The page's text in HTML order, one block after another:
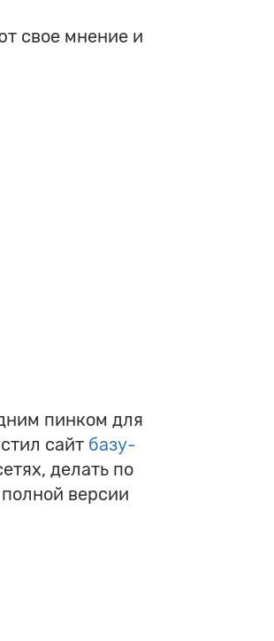
свое мнение и
пинком для
сайт базу-
делать по
версии